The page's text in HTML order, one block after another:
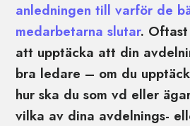
anledningen till varför de
medarbetarna slutar.
att upptäcka att din
bra ledare – om du
hur ska du som vd eller
vilka av dina avdelnings-